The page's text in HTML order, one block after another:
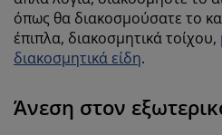
όπως θα διακοσμούσατε το
έπιπλα, διακοσμητικά τοίχου,
διακοσμητικά είδη.
Άνεση στον